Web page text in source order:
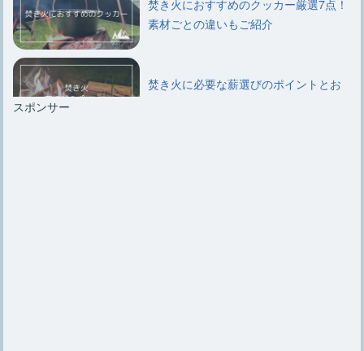
焚き火におすすめのクッカー厳選7点！
素材ごとの違いもご紹介
焚き火に必要な薪選びのポイントとお
スポンサー